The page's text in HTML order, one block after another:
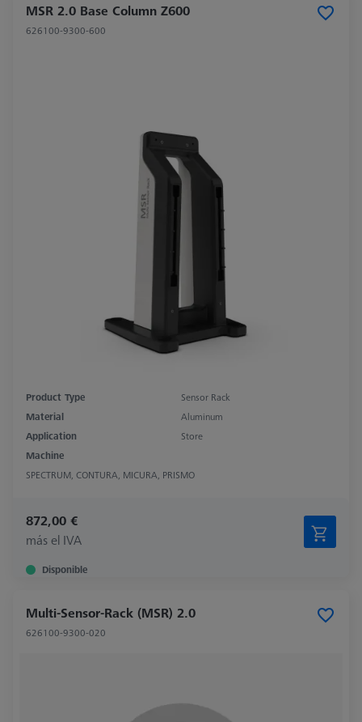
MSR 2.0 Base Column Z600
626100-9300-600
Product Type
Sensor Rack
Material
Aluminum
Application
Store
Machine
SPECTRUM, CONTURA, MICURA, PRISMO
872,00 €
más el IVA
Disponible
Multi-Sensor-Rack (MSR) 2.0
626100-9300-020